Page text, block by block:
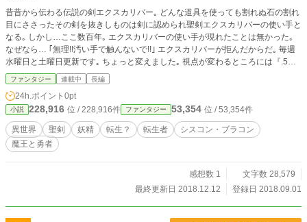
昔昔から伝わる伝説の剣エクスカリバー｡ どんな道具を使っても割れぬ石の割れ
目にささったその剣を抜きしものは剣に認められ聖剣エクスカリバーの使い手と
なる｡ しかし…ここ数百年｡ エクスカリバーの使い手が現れたことは無かった｡
なぜなら… ｢無理!!汚い手で触んないで!!｣ エクスカリバーが拒んだからだ｡ 毎週
水曜日と土曜日更新です｡ ちょっと変えました｡ 視点が変わるところには『.5』
を付けます｡
ファンタジー 連載中 長編
24h.ポイント 0pt
小説 228,916 位 / 228,916件 ファンタジー 53,354 位 / 53,354件
異世界 聖剣 妖精 転生？ 転生者
シスコン・ブラコン
魔王と勇者
感想数 1
文字数 28,579
最終更新日 2018.12.12
登録日 2018.09.01